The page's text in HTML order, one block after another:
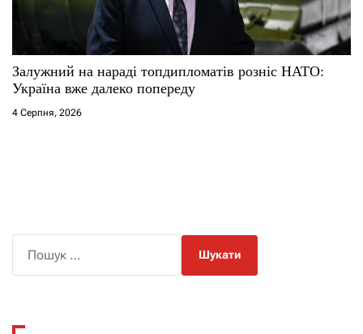
Залужний на нараді топдипломатів розніс НАТО:
Україна вже далеко попереду
4 Серпня, 2026
к